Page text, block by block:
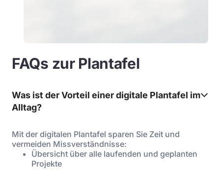
FAQs zur Plantafel
Was ist der Vorteil einer digitale Plantafel im
Alltag?
Mit der digitalen Plantafel sparen Sie Zeit und
vermeiden Missverständnisse:
Übersicht über alle laufenden und geplanten
Projekte